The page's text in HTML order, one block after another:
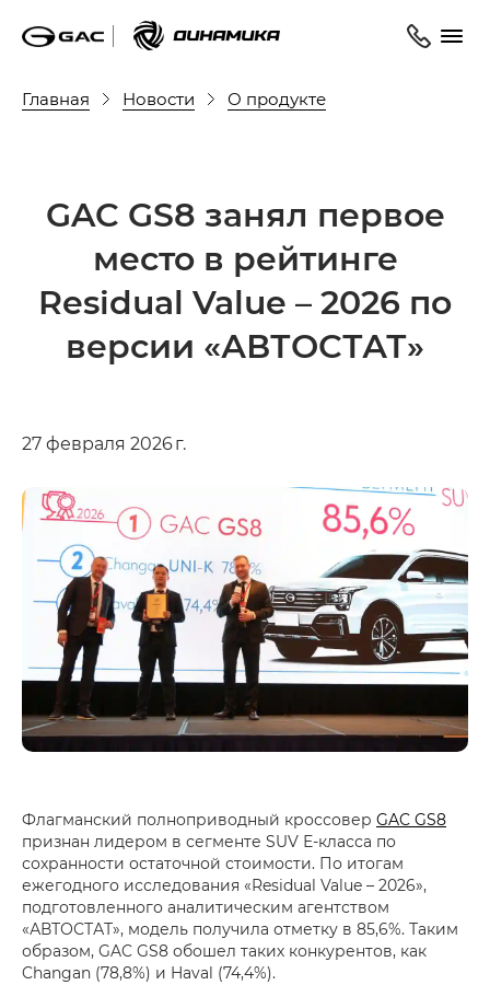
Главная Новости О продукте
GAC GS8 занял первое
место в рейтинге
Residual Value – 2026 по
версии «АВТОСТАТ»
27 февраля 2026 г.
Флагманский полноприводный кроссовер GAC GS8
признан лидером в сегменте SUV Е-класса по
сохранности остаточной стоимости. По итогам
ежегодного исследования «Residual Value – 2026»,
подготовленного аналитическим агентством
«АВТОСТАТ», модель получила отметку в 85,6%. Таким
образом, GAC GS8 обошел таких конкурентов, как
Changan (78,8%) и Haval (74,4%).